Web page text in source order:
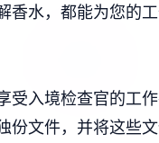
香水，都能为您的
受入境检查官的工
份文件，并将这些